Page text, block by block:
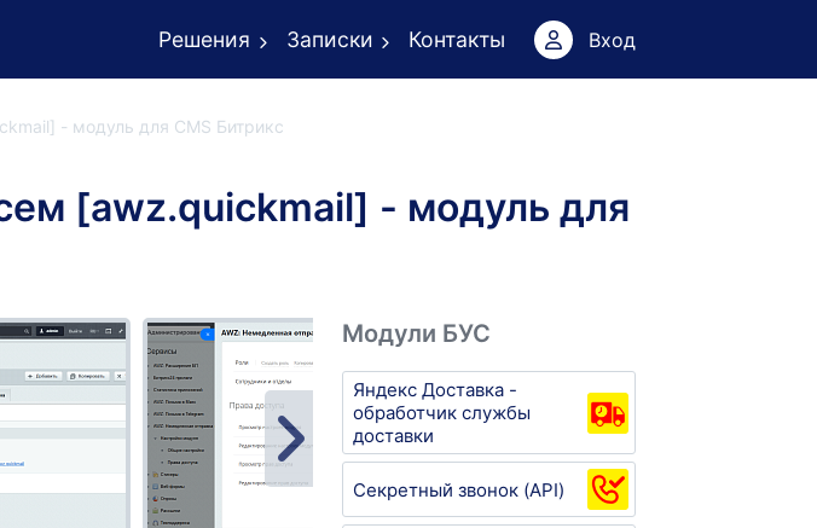
Решения Записки Контакты Вход
- модуль для CMS Битрикс
[awz.quickmail] - модуль для
Модули БУС
Яндекс Доставка -
обработчик службы
доставки
Секретный звонок (API)